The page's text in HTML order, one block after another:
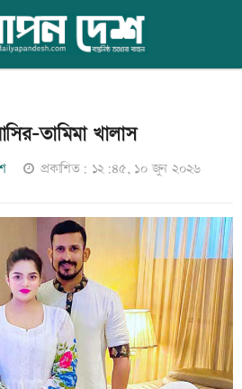
তামিমা খালাস
প্রকাশিত: ১২:৪৫, ১০ জুন ২০২৬